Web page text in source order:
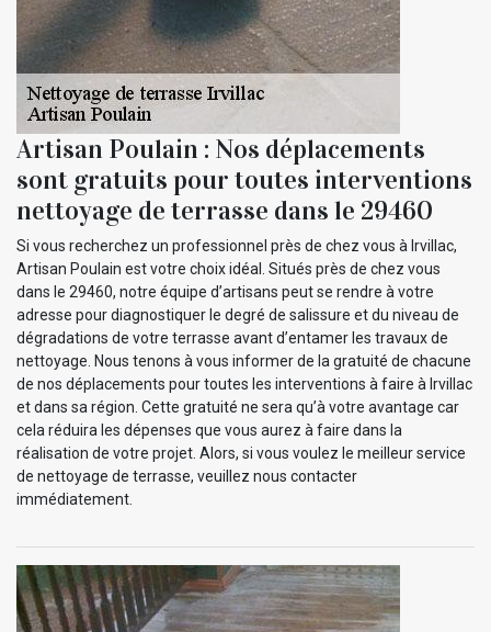
Artisan Poulain : Nos déplacements
sont gratuits pour toutes interventions
nettoyage de terrasse dans le 29460
Si vous recherchez un professionnel près de chez vous à Irvillac,
Artisan Poulain est votre choix idéal. Situés près de chez vous
dans le 29460, notre équipe d’artisans peut se rendre à votre
adresse pour diagnostiquer le degré de salissure et du niveau de
dégradations de votre terrasse avant d’entamer les travaux de
nettoyage. Nous tenons à vous informer de la gratuité de chacune
de nos déplacements pour toutes les interventions à faire à Irvillac
et dans sa région. Cette gratuité ne sera qu’à votre avantage car
cela réduira les dépenses que vous aurez à faire dans la
réalisation de votre projet. Alors, si vous voulez le meilleur service
de nettoyage de terrasse, veuillez nous contacter
immédiatement.